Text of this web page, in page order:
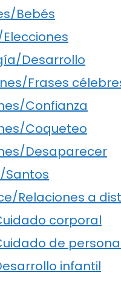
Bebés
Desarrollo
Frases
Confianza
Coqueteo
Desaparecer
Santos
Relaciones a
corporal
de
infantil